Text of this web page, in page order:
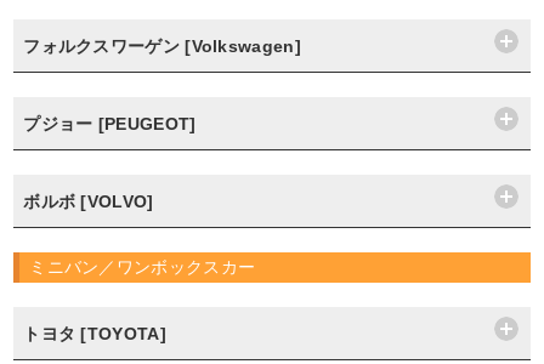
フォルクスワーゲン [Volkswagen]
プジョー [PEUGEOT]
ボルボ [VOLVO]
ミニバン／ワンボックスカー
トヨタ [TOYOTA]